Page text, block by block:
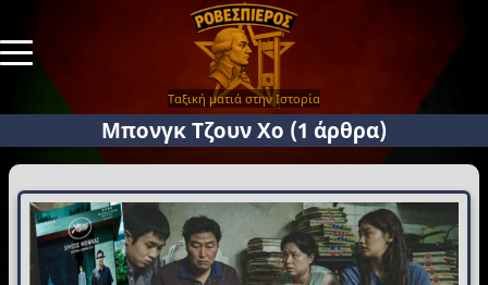
Ταξική ματιά στην Ιστορία
Μπονγκ Τζουν Χο (1 άρθρα)